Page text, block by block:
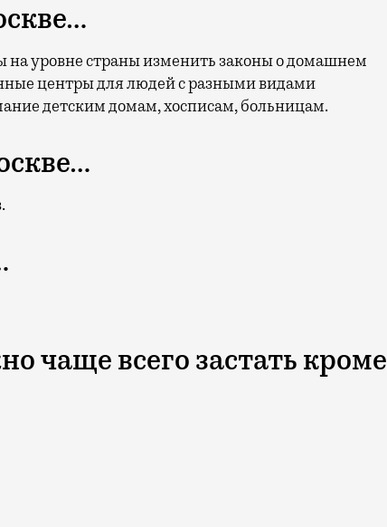
на уровне страны изменить законы о домашнем
центры для людей с разными видами
детским домам, хосписам, больницам.
чаще всего застать кроме